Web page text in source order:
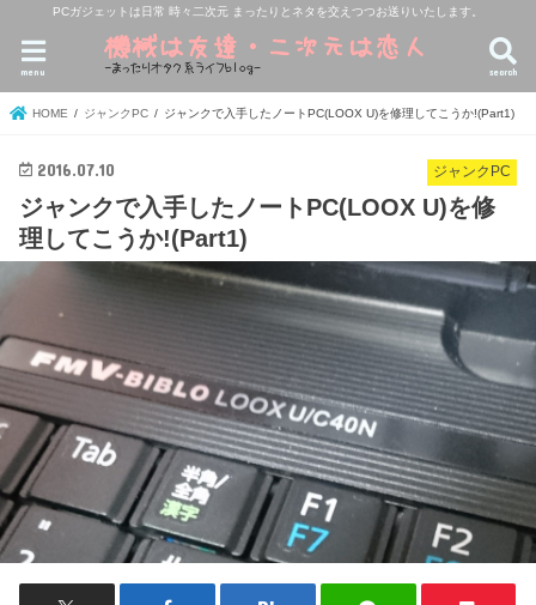
PCガジェットは日常 時々二次元 まったりとネタを交えつつお送りいたします。
search
menu
HOME ジャンクPC ジャンクで入手したノートPC(LOOX U)を修理してこうか!(Part1)
ジャンクPC
2016.07.10
ジャンクで入手したノートPC(LOOX U)を修
理してこうか!(Part1)